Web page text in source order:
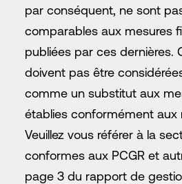
par conséquent, ne sont
comparables aux mesures
publiées par ces dernières.
doivent pas être
comme un substitut aux
établies conformément aux
Veuillez vous référer à la
conformes aux PCGR et
page 3 du rapport de